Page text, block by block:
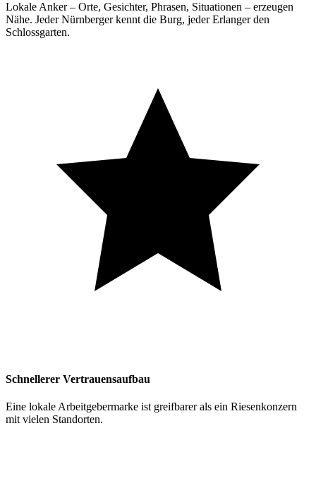
Lokale Anker – Orte, Gesichter, Phrasen, Situationen – erzeugen
Nähe. Jeder Nürnberger kennt die Burg, jeder Erlanger den
Schlossgarten.
Schnellerer Vertrauensaufbau
Eine lokale Arbeitgebermarke ist greifbarer als ein Riesenkonzern
mit vielen Standorten.